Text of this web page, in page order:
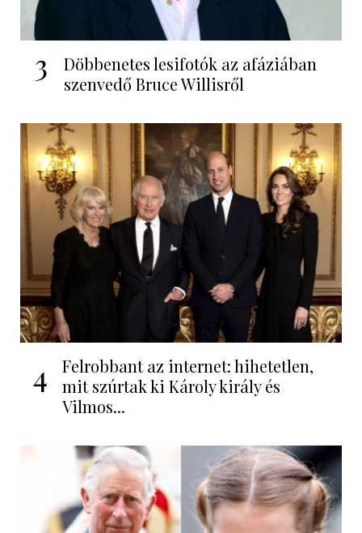
3
Döbbenetes lesifotók az afáziában
szenvedő Bruce Willisről
4
Felrobbant az internet: hihetetlen,
mit szúrtak ki Károly király és
Vilmos...